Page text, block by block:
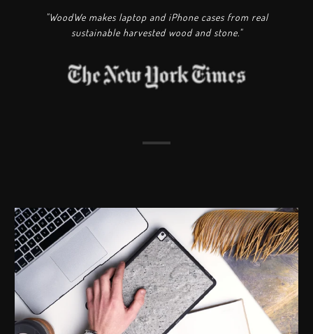
"WoodWe makes laptop and iPhone cases from real
sustainable harvested wood and stone."